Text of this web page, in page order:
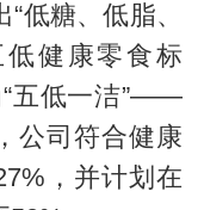
低糖、低脂、
低健康零食标
“五低一洁”——
公司符合健康
，并计划在